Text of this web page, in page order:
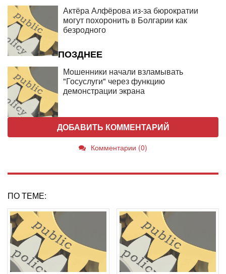
Актёра Алфёрова из-за бюрократии
могут похоронить в Болгарии как
безродного
ПОЗДНЕЕ
Мошенники начали взламывать
"Госуслуги" через функцию
демонстрации экрана
ДОБАВИТЬ КОММЕНТАРИЙ
Комментарии (0)
ПО ТЕМЕ: